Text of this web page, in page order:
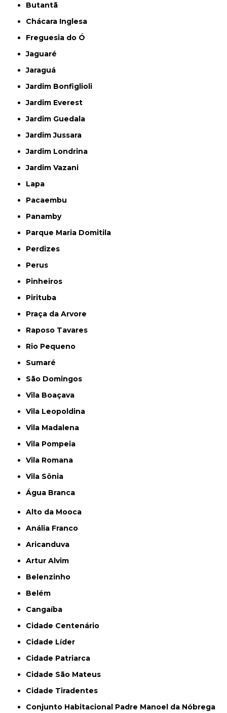
Butantã
Chácara Inglesa
Freguesia do Ó
Jaguaré
Jaraguá
Jardim Bonfiglioli
Jardim Everest
Jardim Guedala
Jardim Jussara
Jardim Londrina
Jardim Vazani
Lapa
Pacaembu
Panamby
Parque Maria Domitila
Perdizes
Perus
Pinheiros
Pirituba
Praça da Arvore
Raposo Tavares
Rio Pequeno
Sumaré
São Domingos
Vila Boaçava
Vila Leopoldina
Vila Madalena
Vila Pompeia
Vila Romana
Vila Sônia
Água Branca
Alto da Mooca
Anália Franco
Aricanduva
Artur Alvim
Belenzinho
Belém
Cangaíba
Cidade Centenário
Cidade Líder
Cidade Patriarca
Cidade São Mateus
Cidade Tiradentes
Conjunto Habitacional Padre Manoel da Nóbrega